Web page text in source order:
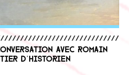
avec Romain
d’historien